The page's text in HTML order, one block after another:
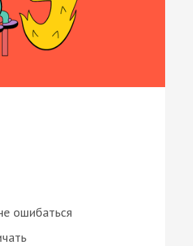
ошибаться